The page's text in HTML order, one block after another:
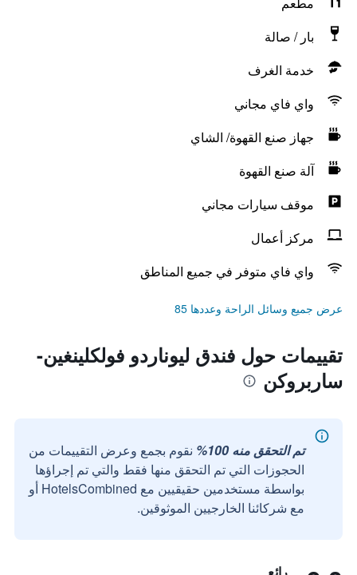
بار / صالة
خدمة الغرف
واي فاي مجاني
جهاز صنع القهوة/ الشاي
آلة صنع القهوة
موقف سيارات مجاني
مركز أعمال
واي فاي متوفر في جميع المناطق
عرض جميع وسائل الراحة وعددها 85
تقييمات حول فندق ليوناردو فولكلينغين-
ساربروكن
تم التحقق منه 100%
نقوم بجمع وعرض التقييمات من
الحجوزات التي تم التحقق منها فقط والتي تم إجراؤها
بواسطة مستخدمين حقيقيين مع HotelsCombined أو
مع شركائنا الخارجيين الموثوقين.